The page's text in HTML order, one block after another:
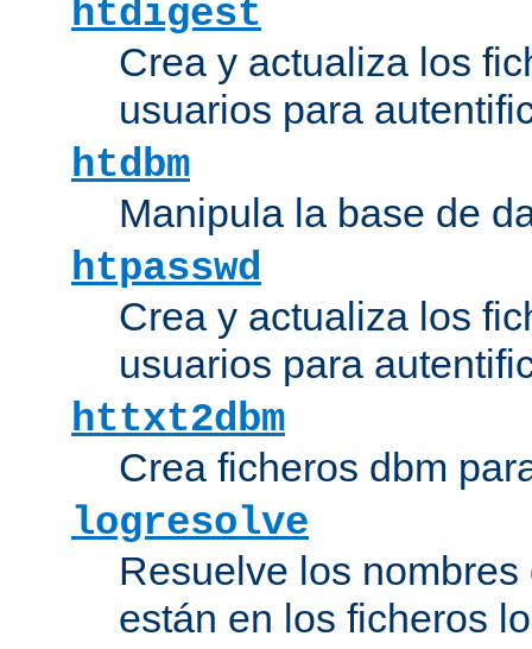
htdigest
Crea y actualiza los
usuarios para
htdbm
Manipula la base de
htpasswd
Crea y actualiza los
usuarios para
httxt2dbm
Crea ficheros dbm
logresolve
Resuelve los
están en los ficheros